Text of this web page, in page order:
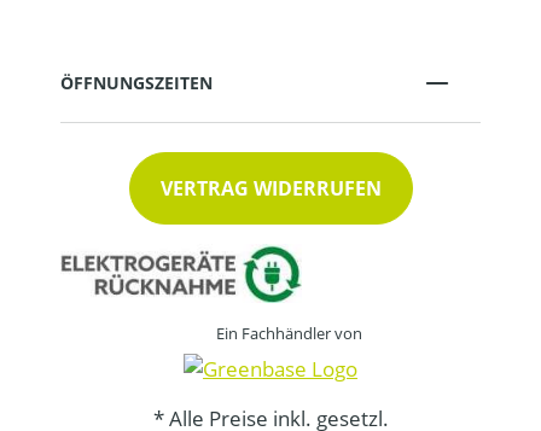
ÖFFNUNGSZEITEN
VERTRAG WIDERRUFEN
Ein Fachhändler von
* Alle Preise inkl. gesetzl.